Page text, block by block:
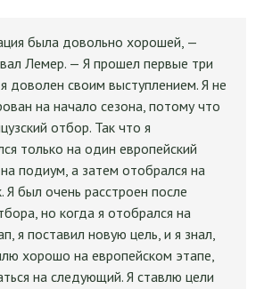
была довольно хорошей, —
Лемер. — Я прошел первые три
доволен своим выступлением. Я не
на начало сезона, потому что
отбор. Так что я
только на один европейский
подиум, а затем отобрался на
Я был очень расстроен после
но когда я отобрался на
я поставил новую цель, и я знал,
хорошо на европейском этапе,
на следующий. Я ставлю цели